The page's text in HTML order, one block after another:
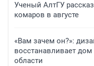
Ученый АлтГУ
комаров в августе
«Вам зачем он?»:
восстанавливает
области